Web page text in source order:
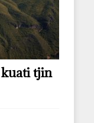
kuati tjin